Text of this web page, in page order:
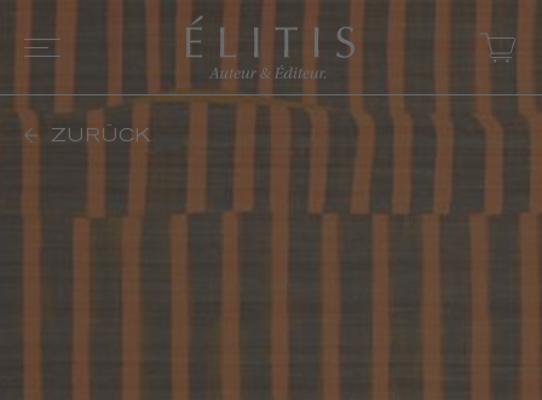
ZURÜCK